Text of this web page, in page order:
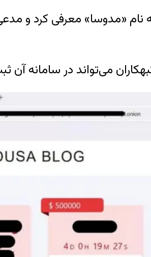
به نام «مدوسا» معرفی کرد
می‌تواند در سامانه آن